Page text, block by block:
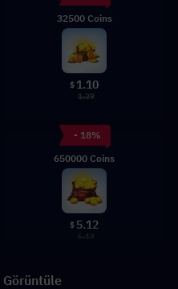
32500 Coins
$ 1.10
1.29
- 18%
650000 Coins
$ 5.12
6.19
Görüntüle